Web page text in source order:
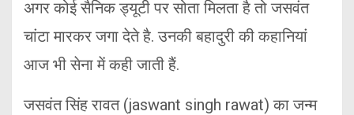
अगर कोई सैनिक ड्यूटी पर सोता मिलता है तो जसवंत
चांटा मारकर जगा देते है. उनकी बहादुरी की कहानियां
आज भी सेना में कही जाती हैं.
जसवंत सिंह रावत (jaswant singh rawat) का जन्म